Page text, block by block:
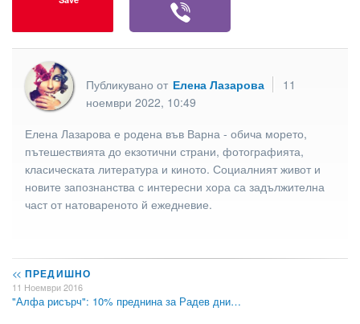
Публикувано от Елена Лазарова
11
ноември 2022, 10:49
Елена Лазарова е родена във Варна - обича морето,
пътешествията до екзотични страни, фотографията,
класическата литература и киното. Социалният живот и
новите запознанства с интересни хора са задължителна
част от натовареното й ежедневие.
<< ПРЕДИШНО
11 Ноември 2016
"Алфа рисърч": 10% преднина за Радев дни…